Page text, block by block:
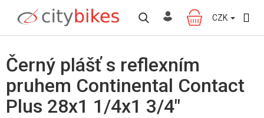
obsah
NÁKUPNÍ
KOŠÍK
CZK
Černý plášť s reflexním
pruhem Continental Contact
Plus 28x1 1/4x1 3/4"